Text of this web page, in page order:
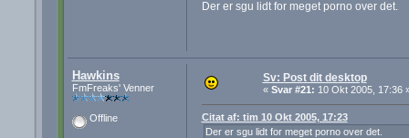
Der er sgu lidt for meget porno over det.
Hawkins
FmFreaks' Venner
Offline
Sv: Post dit desktop
« Svar #21: 10 Okt 2005, 17:36
Citat af: tim 10 Okt 2005, 17:23
Der er sgu lidt for meget porno over det.